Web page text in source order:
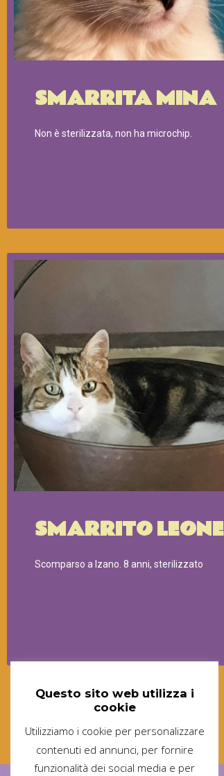
SMARRITA MINA
Non è sterilizzata, non ha microchip.
SMARRITO LEONE
Scomparso a Izano. 8 anni, sterilizzato
Questo sito web utilizza i
cookie
Utilizziamo i cookie per personalizzare
contenuti ed annunci, per fornire
funzionalità dei social media e per